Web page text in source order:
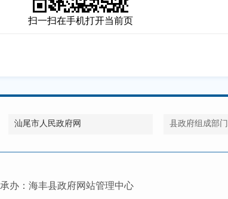
扫一扫在手机打开当前页
汕尾市人民政府网 县政府组成部门
承办：海丰县政府网站管理中心